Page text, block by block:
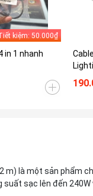
kiệm: 50.000₫
in 1 nhanh
hãng
m) là một sản phẩm
sạc lên đến